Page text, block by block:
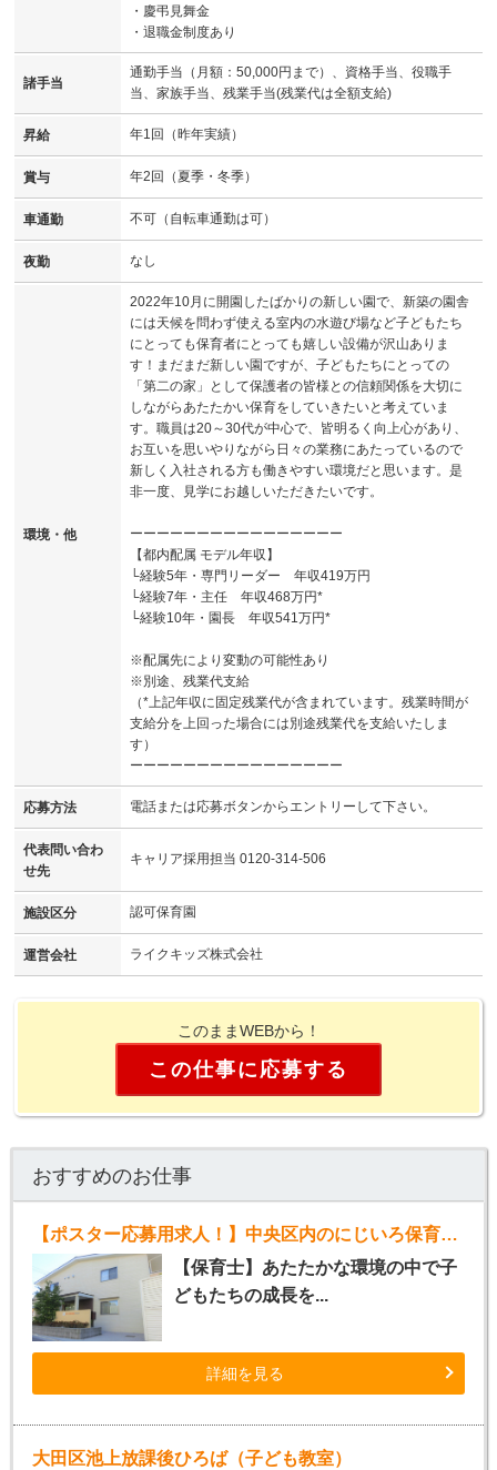
・慶弔見舞金
・退職金制度あり
諸手当
通勤手当（月額：50,000円まで）、資格手当、役職手
当、家族手当、残業手当(残業代は全額支給)
昇給 年1回（昨年実績）
賞与 年2回（夏季・冬季）
車通勤 不可（自転車通勤は可）
夜勤 なし
環境・他
2022年10月に開園したばかりの新しい園で、新築の園舎
には天候を問わず使える室内の水遊び場など子どもたち
にとっても保育者にとっても嬉しい設備が沢山ありま
す！まだまだ新しい園ですが、子どもたちにとっての
「第二の家」として保護者の皆様との信頼関係を大切に
しながらあたたかい保育をしていきたいと考えていま
す。職員は20～30代が中心で、皆明るく向上心があり、
お互いを思いやりながら日々の業務にあたっているので
新しく入社される方も働きやすい環境だと思います。是
非一度、見学にお越しいただきたいです。
ーーーーーーーーーーーーーーーー
【都内配属 モデル年収】
└経験5年・専門リーダー 年収419万円
└経験7年・主任 年収468万円*
└経験10年・園長 年収541万円*
※配属先により変動の可能性あり
※別途、残業代支給
（*上記年収に固定残業代が含まれています。残業時間が
支給分を上回った場合には別途残業代を支給いたしま
す）
ーーーーーーーーーーーーーーーー
応募方法 電話または応募ボタンからエントリーして下さい。
代表問い合わ
せ先
キャリア採用担当 0120-314-506
施設区分 認可保育園
運営会社 ライクキッズ株式会社
このままWEBから！
この仕事に応募する
おすすめのお仕事
【ポスター応募用求人！】中央区内のにじいろ保育園（パート）
【保育士】あたたかな環境の中で子
どもたちの成長を...
詳細を見る
大田区池上放課後ひろば（子ども教室）